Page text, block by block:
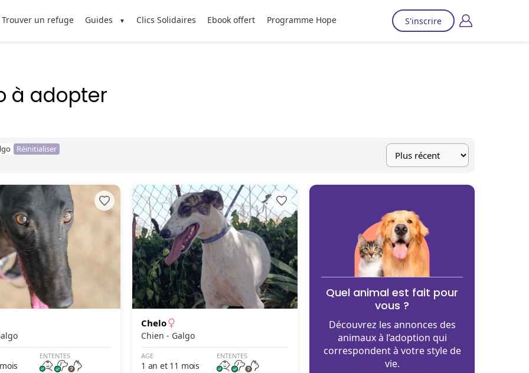
Trouver un refuge Guides Clics Solidaires Ebook offert Programme Hope S'inscrire
à adopter
Réinitialiser
- Galgo
ENTENTES
Chelo
Chien - Galgo
AGE
1 an et 11 mois
ENTENTES
Quel animal est fait pour
vous ?
Découvrez les annonces des
animaux à l’adoption qui
correspondent à votre style de
vie.